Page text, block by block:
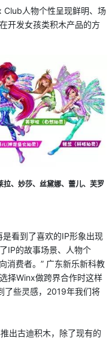
Club人物个性呈现鲜明、场
开发女孩类积木产品的方
拉、妙莎、丝黛娜、蕾儿、芙罗
看到了喜欢的IP形象出现
IP的故事场景、人物个
消费者。” 广东新乐新科教
择Winx做跨界合作时这样
了些灵感，2019年我们将
出古迪积木，除了现有的